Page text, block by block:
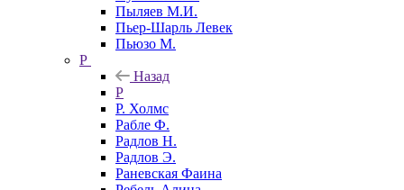
Пыляев М.И.
Пьер-Шарль Левек
Пьюзо М.
Р
Назад
Р
Р. Холмс
Рабле Ф.
Радлов Н.
Радлов Э.
Раневская Фаина